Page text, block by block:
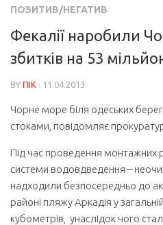
ПОЗИТИВ/НЕГАТИВ
Фекалії наробили
збитків на 53
BY ПІК · 11.04.2013
Чорне море біля одеських
стоками, повідомляє
Під час проведення монтажних
системи водовдведення –
надходили безпосередньо до
районі пляжу Аркадія у
кубометрів, унаслідок чого